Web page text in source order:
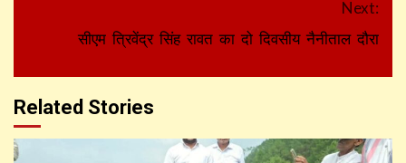
Next:
सीएम त्रिवेंद्र सिंह रावत का दो दिवसीय नैनीताल दौरा
Related Stories